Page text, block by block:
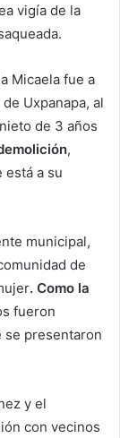
vigía de la
Micaela fue a
Uxpanapa, al
de 3 años
,
está a su
municipal,
de
. Como la
fueron
se presentaron
y el
con vecinos